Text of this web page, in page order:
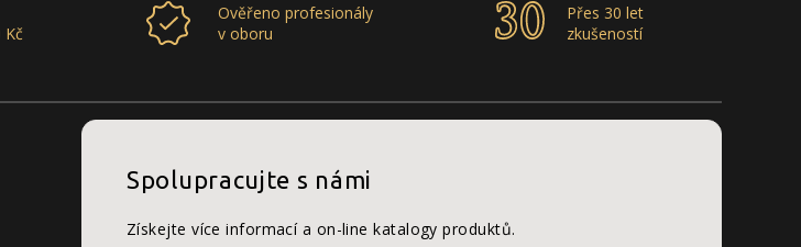
Ověřeno profesionály
v oboru
Přes 30 let
zkušeností
Spolupracujte s námi
Získejte více informací a on-line katalogy produktů.